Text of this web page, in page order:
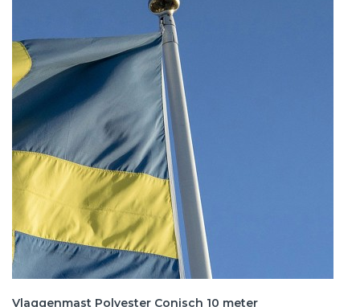
Vlaggenmast Polyester Conisch 10 meter